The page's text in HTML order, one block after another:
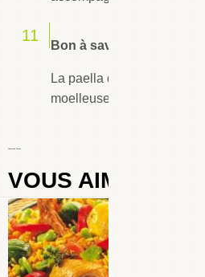
Bon à savoir :
La paella doit être servie
moelleuse.
VOUS AIMEREZ